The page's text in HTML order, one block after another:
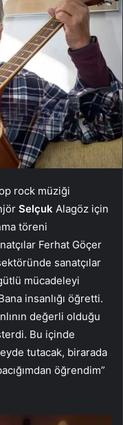
rock müziği
Selçuk Alagöz için
töreni
Ferhat Göçer
sanatçılar
mücadeleyi
insanlığı öğretti.
değerli olduğu
Bu içinde
tutacak, birarada
öğrendim”